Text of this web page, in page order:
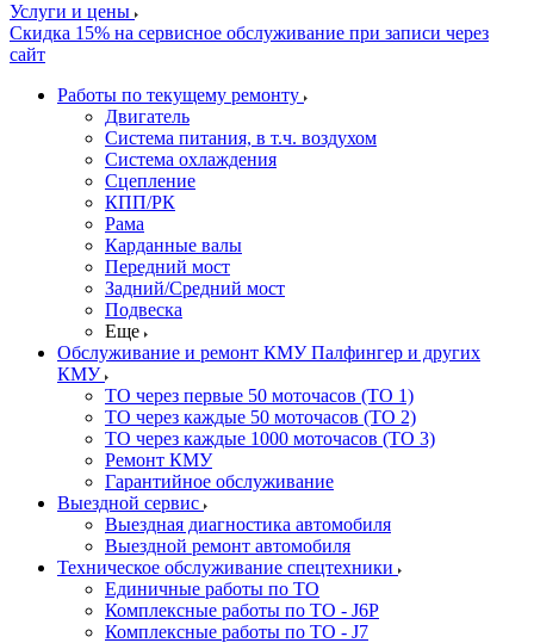
Услуги и цены
Скидка 15% на сервисное обслуживание при записи через
сайт
Работы по текущему ремонту
Двигатель
Система питания, в т.ч. воздухом
Система охлаждения
Сцепление
КПП/РК
Рама
Карданные валы
Передний мост
Задний/Средний мост
Подвеска
Еще
Обслуживание и ремонт КМУ Палфингер и других
КМУ
ТО через первые 50 моточасов (ТО 1)
ТО через каждые 50 моточасов (ТО 2)
ТО через каждые 1000 моточасов (ТО 3)
Ремонт КМУ
Гарантийное обслуживание
Выездной сервис
Выездная диагностика автомобиля
Выездной ремонт автомобиля
Техническое обслуживание спецтехники
Единичные работы по ТО
Комплексные работы по ТО - J6P
Комплексные работы по ТО - J7